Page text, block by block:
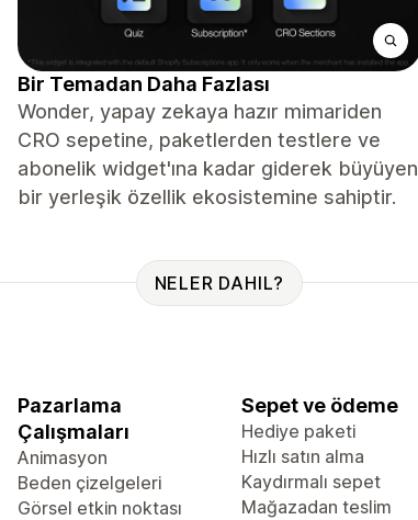
Bir Temadan Daha Fazlası
Wonder, yapay zekaya hazır mimariden
CRO sepetine, paketlerden testlere ve
abonelik widget'ına kadar giderek büyüyen
bir yerleşik özellik ekosistemine sahiptir.
NELER DAHIL?
Pazarlama
Çalışmaları
Animasyon
Beden çizelgeleri
Görsel etkin noktası
Sepet ve ödeme
Hediye paketi
Hızlı satın alma
Kaydırmalı sepet
Mağazadan teslim